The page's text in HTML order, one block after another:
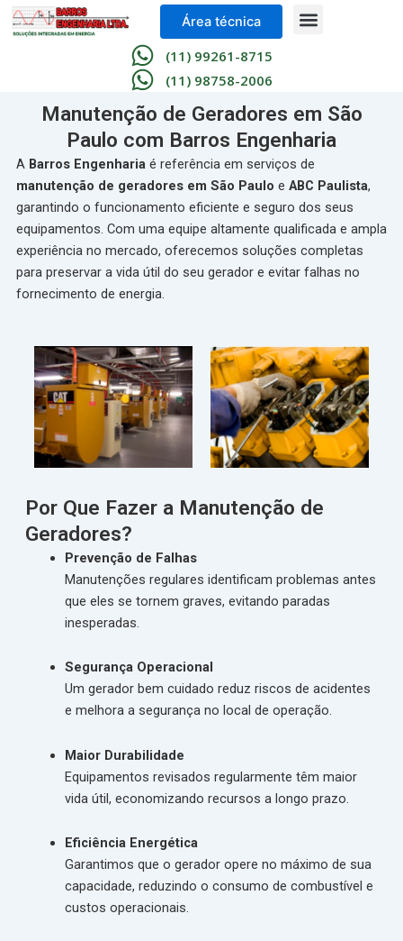
Skip
Área técnica Menu
(11) 99261-8715
(11) 98758-2006
Manutenção de Geradores em São
Paulo com Barros Engenharia
A Barros Engenhariaé referência em serviços de
manutenção de geradores em São Paulo e ABC Paulista,
garantindo o funcionamento eficiente e seguro dos seus
equipamentos. Com uma equipe altamente qualificada e ampla
experiência no mercado, oferecemos soluções completas
para preservar a vida útil do seu gerador e evitar falhas no
fornecimento de energia.
Por Que Fazer a Manutenção de
Geradores?
Prevenção de Falhas
Manutenções regulares identificam problemas antes
que eles se tornem graves, evitando paradas
inesperadas.
Segurança Operacional
Um gerador bem cuidado reduz riscos de acidentes
e melhora a segurança no local de operação.
Maior Durabilidade
Equipamentos revisados regularmente têm maior
vida útil, economizando recursos a longo prazo.
Eficiência Energética
Garantimos que o gerador opere no máximo de sua
capacidade, reduzindo o consumo de combustível e
custos operacionais.